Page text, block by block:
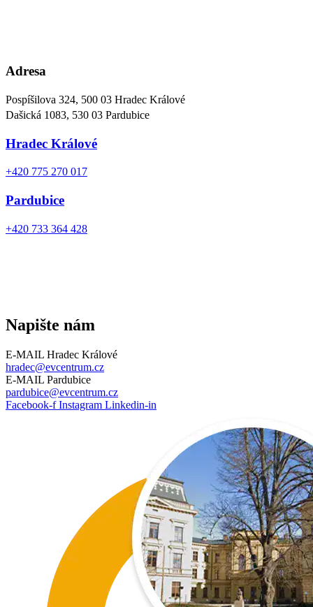
Adresa
Pospíšilova 324, 500 03 Hradec Králové
Dašická 1083, 530 03 Pardubice
Hradec Králové
+420 775 270 017
Pardubice
+420 733 364 428
Napište nám
E-MAIL Hradec Králové
hradec@evcentrum.cz
E-MAIL Pardubice
pardubice@evcentrum.cz
Facebook-f Instagram Linkedin-in